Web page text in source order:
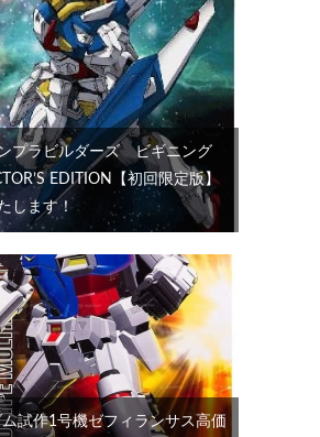
プラビルダーズ ビギニング
EDITION【初回限定版】
します！
試作1号機ゼフィランサス高価